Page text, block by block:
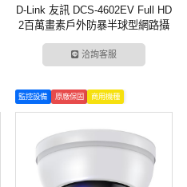
D-Link 友訊 DCS-4602EV Full HD
2百萬畫素戶外防暴半球型網路攝
影機
洽詢客服
監控設備 原廠保固 商用機種